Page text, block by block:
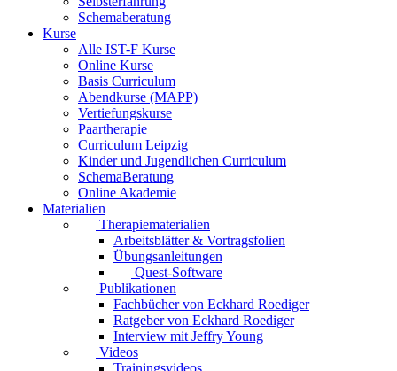
Schemaberatung
Kurse
Alle IST-F Kurse
Online Kurse
Basis Curriculum
Abendkurse (MAPP)
Vertiefungskurse
Paartherapie
Curriculum Leipzig
Kinder und Jugendlichen Curriculum
SchemaBeratung
Online Akademie
Materialien
Therapiematerialien
Arbeitsblätter & Vortragsfolien
Übungsanleitungen
Quest-Software
Publikationen
Fachbücher von Eckhard Roediger
Ratgeber von Eckhard Roediger
Interview mit Jeffry Young
Videos
Trainingsvideos